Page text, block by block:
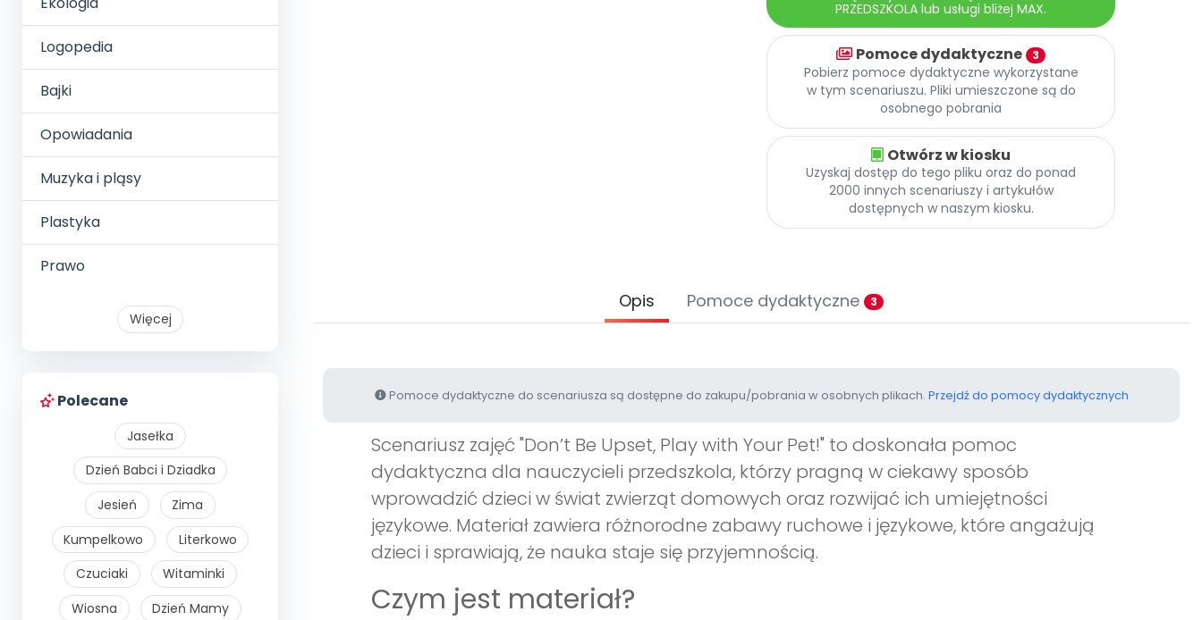
Logopedia
Bajki
Opowiadania
Muzyka i pląsy
Plastyka
Prawo
Więcej
Polecane
Jasełka
Dzień Babci i Dziadka
Jesień
Zima
Kumpelkowo
Literkowo
Czuciaki
Witaminki
Wiosna
Dzień Mamy
PRZEDSZKOLA lub usługi bliżej MAX.
Pomoce dydaktyczne 3
Pobierz pomoce dydaktyczne wykorzystane
w tym scenariuszu. Pliki umieszczone są do
osobnego pobrania
Otwórz w kiosku
Uzyskaj dostęp do tego pliku oraz do ponad
2000 innych scenariuszy i artykułów
dostępnych w naszym kiosku.
Opis Pomoce dydaktyczne 3
Pomoce dydaktyczne do scenariusza są dostępne do zakupu/pobrania w osobnych plikach. Przejdź do pomocy dydaktycznych
Scenariusz zajęć "Don’t Be Upset, Play with Your Pet!" to doskonała pomoc
dydaktyczna dla nauczycieli przedszkola, którzy pragną w ciekawy sposób
wprowadzić dzieci w świat zwierząt domowych oraz rozwijać ich umiejętności
językowe. Materiał zawiera różnorodne zabawy ruchowe i językowe, które angażują
dzieci i sprawiają, że nauka staje się przyjemnością.
Czym jest materiał?